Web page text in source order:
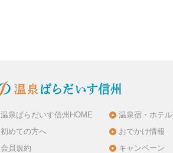
温泉ぱらだいす信州HOME
初めての方へ
会員規約
温泉宿・ホテル
おでかけ情報
キャンペーン